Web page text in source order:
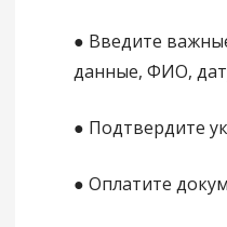
● Введите
данные, ФИО,
● Подтвердите
● Оплатите